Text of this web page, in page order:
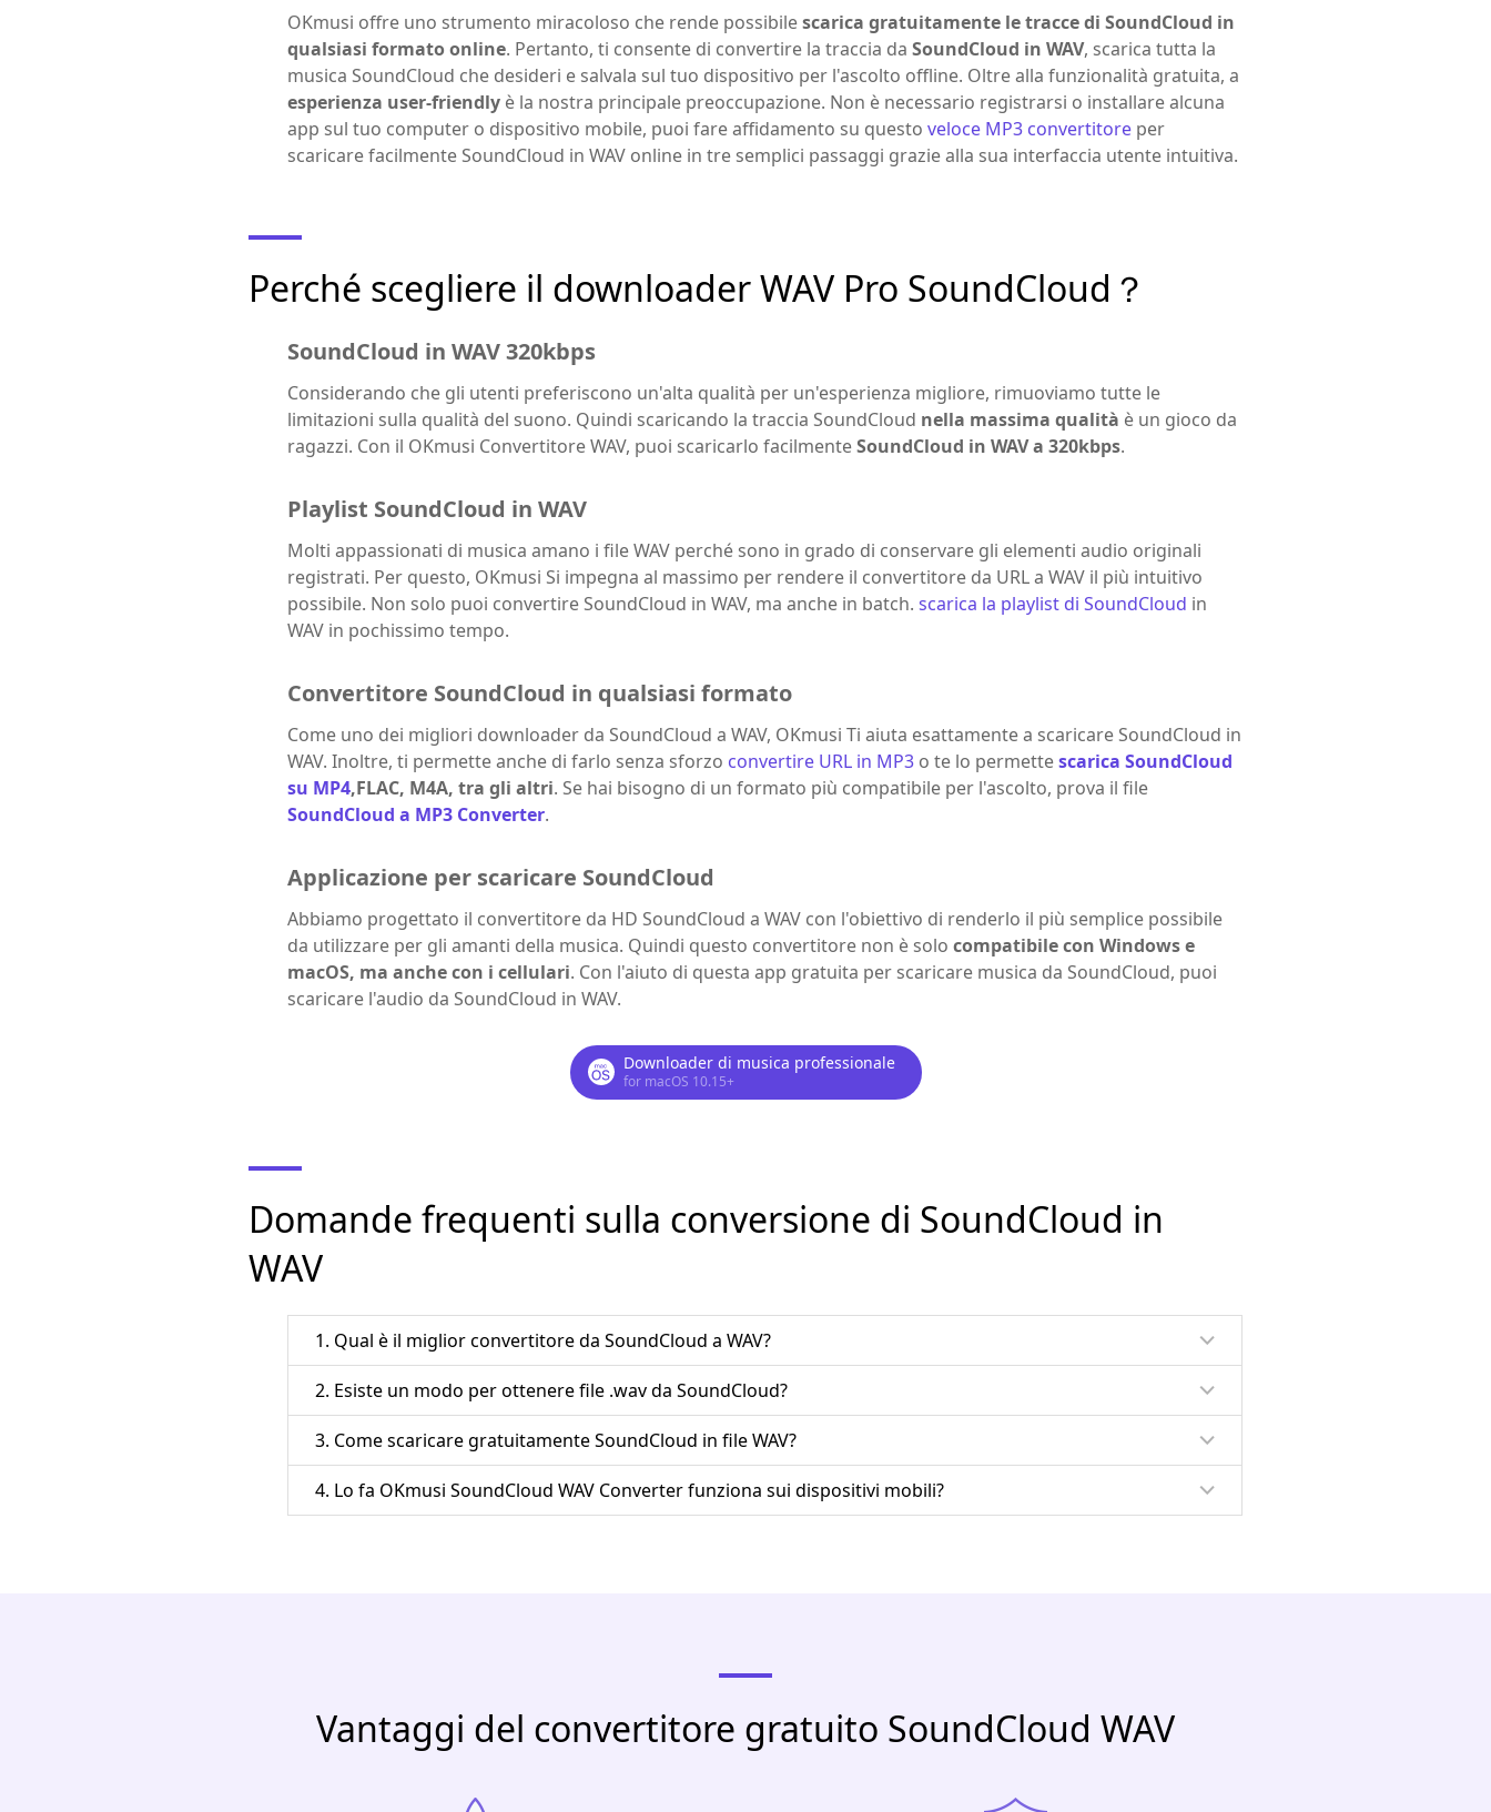
OKmusi offre uno strumento miracoloso che rende possibilescarica gratuitamente le tracce di SoundCloud in
qualsiasi formato online. Pertanto, ti consente di convertire la traccia da SoundCloud in WAV, scarica tutta la
musica SoundCloud che desideri e salvala sul tuo dispositivo per l'ascolto offline. Oltre alla funzionalità gratuita, a
esperienza user-friendly è la nostra principale preoccupazione. Non è necessario registrarsi o installare alcuna
app sul tuo computer o dispositivo mobile, puoi fare affidamento su questo veloce MP3 convertitore per
scaricare facilmente SoundCloud in WAV online in tre semplici passaggi grazie alla sua interfaccia utente intuitiva.
Perché scegliere il downloader WAV Pro SoundCloud？
SoundCloud in WAV 320kbps
Considerando che gli utenti preferiscono un'alta qualità per un'esperienza migliore, rimuoviamo tutte le
limitazioni sulla qualità del suono. Quindi scaricando la traccia SoundCloud nella massima qualità è un gioco da
ragazzi. Con il OKmusi Convertitore WAV, puoi scaricarlo facilmenteSoundCloud in WAV a 320kbps.
Playlist SoundCloud in WAV
Molti appassionati di musica amano i file WAV perché sono in grado di conservare gli elementi audio originali
registrati. Per questo, OKmusi Si impegna al massimo per rendere il convertitore da URL a WAV il più intuitivo
possibile. Non solo puoi convertire SoundCloud in WAV, ma anche in batch. scarica la playlist di SoundCloud in
WAV in pochissimo tempo.
Convertitore SoundCloud in qualsiasi formato
Come uno dei migliori downloader da SoundCloud a WAV, OKmusi Ti aiuta esattamente a scaricare SoundCloud in
WAV. Inoltre, ti permette anche di farlo senza sforzo convertire URL in MP3 o te lo permettescarica SoundCloud
su MP4,FLAC, M4A, tra gli altri. Se hai bisogno di un formato più compatibile per l'ascolto, prova il file
SoundCloud a MP3 Converter.
Applicazione per scaricare SoundCloud
Abbiamo progettato il convertitore da HD SoundCloud a WAV con l'obiettivo di renderlo il più semplice possibile
da utilizzare per gli amanti della musica. Quindi questo convertitore non è solo compatibile con Windows e
macOS, ma anche con i cellulari. Con l'aiuto di questa app gratuita per scaricare musica da SoundCloud, puoi
scaricare l'audio da SoundCloud in WAV.
Downloader di musica professionale
for macOS 10.15+
Domande frequenti sulla conversione di SoundCloud in
WAV
1. Qual è il miglior convertitore da SoundCloud a WAV?
2. Esiste un modo per ottenere file .wav da SoundCloud?
3. Come scaricare gratuitamente SoundCloud in file WAV?
4. Lo fa OKmusi SoundCloud WAV Converter funziona sui dispositivi mobili?
Vantaggi del convertitore gratuito SoundCloud WAV